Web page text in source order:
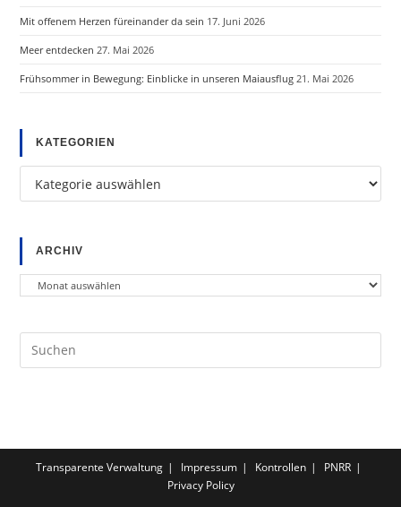
Mit offenem Herzen füreinander da sein 17. Juni 2026
Meer entdecken 27. Mai 2026
Frühsommer in Bewegung: Einblicke in unseren Maiausflug 21. Mai 2026
KATEGORIEN
Kategorien
ARCHIV
Archiv
Transparente Verwaltung Impressum Kontrollen
PNRR
Privacy Policy